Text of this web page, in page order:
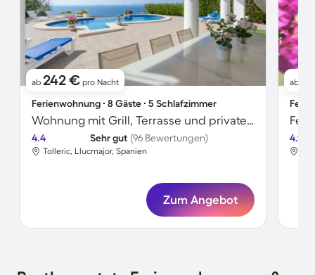
ab 242 € pro Nacht
Ferienwohnung ∙ 8 Gäste ∙ 5 Schlafzimmer
Wohnung mit Grill, Terrasse und privatem Pool | Meerblick
4.4 Sehr gut (96 Bewertungen)
Tolleric, Llucmajor, Spanien
Zum Angebot
ab
4.9